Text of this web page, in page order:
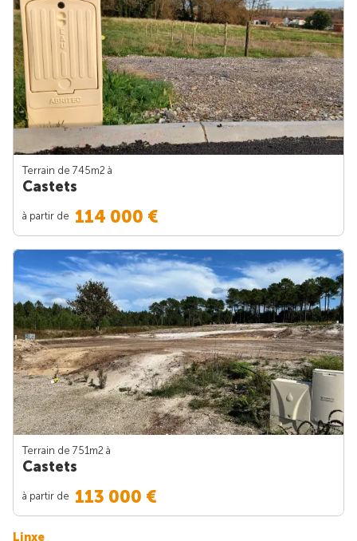
Terrain de 745m2 à
Castets
à partir de 114 000 €
Terrain de 751m2 à
Castets
à partir de 113 000 €
Linxe